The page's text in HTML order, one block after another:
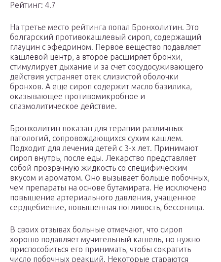
Рейтинг: 4.7
На третье место рейтинга попал Бронхолитин. Это
болгарский противокашлевый сироп, содержащий
глауцин с эфедрином. Первое вещество подавляет
кашлевой центр, а второе расширяет бронхи,
стимулирует дыхание и за счет сосудосуживающего
действия устраняет отек слизистой оболочки
бронхов. А еще сироп содержит масло базилика,
оказывающее противомикробное и
спазмолитическое действие.
Бронхолитин показан для терапии различных
патологий, сопровождающихся сухим кашлем.
Подходит для лечения детей с 3-х лет. Принимают
сироп внутрь, после еды. Лекарство представляет
собой прозрачную жидкость со специфическим
вкусом и ароматом. Оно вызывает больше побочных,
чем препараты на основе бутамирата. Не исключено
повышение артериального давления, учащенное
сердцебиение, повышенная потливость, бессоница.
В своих отзывах больные отмечают, что сироп
хорошо подавляет мучительный кашель, но нужно
приспособиться его принимать, чтобы сократить
число побочных реакций. Некоторые стараются